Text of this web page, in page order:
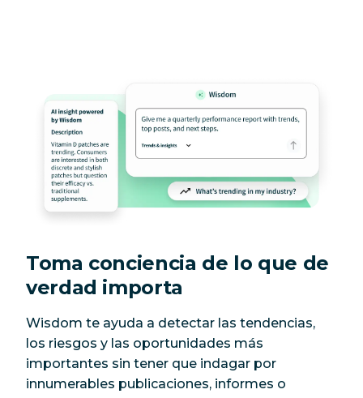
Toma conciencia de lo que de
verdad importa
Wisdom te ayuda a detectar las tendencias,
los riesgos y las oportunidades más
importantes sin tener que indagar por
innumerables publicaciones, informes o